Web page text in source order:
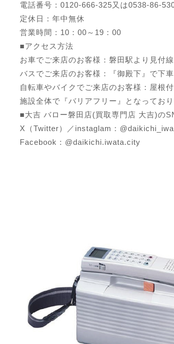
電話番号：0120-666-325又は0538-86-
定休日：年中無休
営業時間：10：00～19：00
■アクセス方法
お車でご来店のお客様：磐田駅より見付
バスでご来店のお客様：『御殿下』で下
自転車やバイクでご来店のお客様：屋根
施設全体で『バリアフリー』となってお
■大吉 バロー磐田店(買取専門店 大吉)の
X（Twitter）／instaglam：
Facebook：@daikichi.iwata.city